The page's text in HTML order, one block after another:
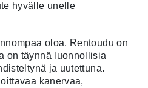
hyvälle unelle
oloa. Rentoudu on
on täynnä luonnollisia
ja uutettuna.
kanervaa,